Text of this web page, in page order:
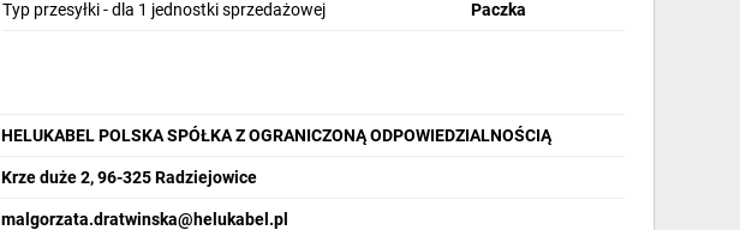
Typ przesyłki - dla 1 jednostki sprzedażowej Paczka
HELUKABEL POLSKA SPÓŁKA Z OGRANICZONĄ ODPOWIEDZIALNOŚCIĄ
Krze duże 2, 96-325 Radziejowice
malgorzata.dratwinska@helukabel.pl